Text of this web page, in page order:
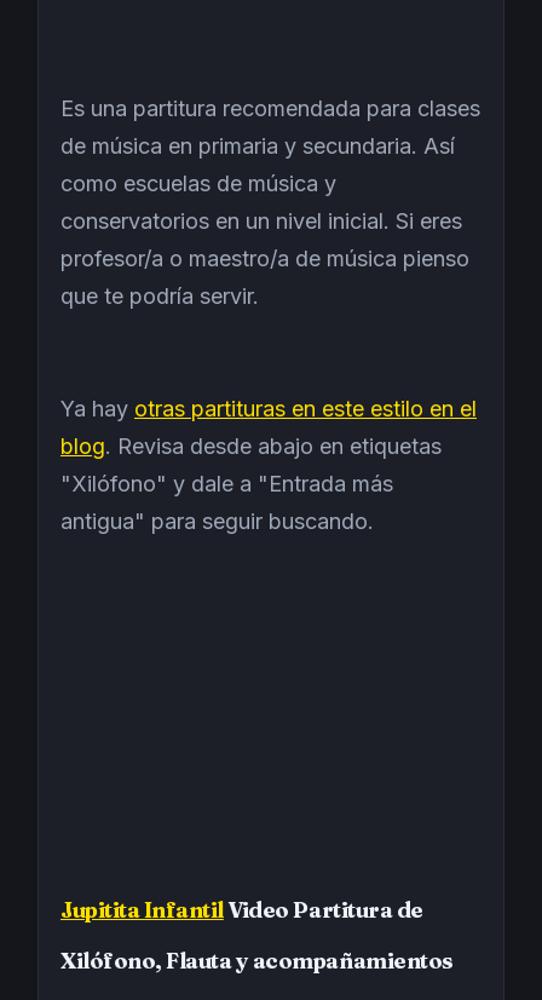
Es una partitura recomendada para clases
de música en primaria y secundaria. Así
como escuelas de música y
conservatorios en un nivel inicial. Si eres
profesor/a o maestro/a de música pienso
que te podría servir.
Ya hay otras partituras en este estilo en el
blog. Revisa desde abajo en etiquetas
"Xilófono" y dale a "Entrada más
antigua" para seguir buscando.
Jupitita InfantilVideo Partitura de
Xilófono, Flauta y acompañamientos